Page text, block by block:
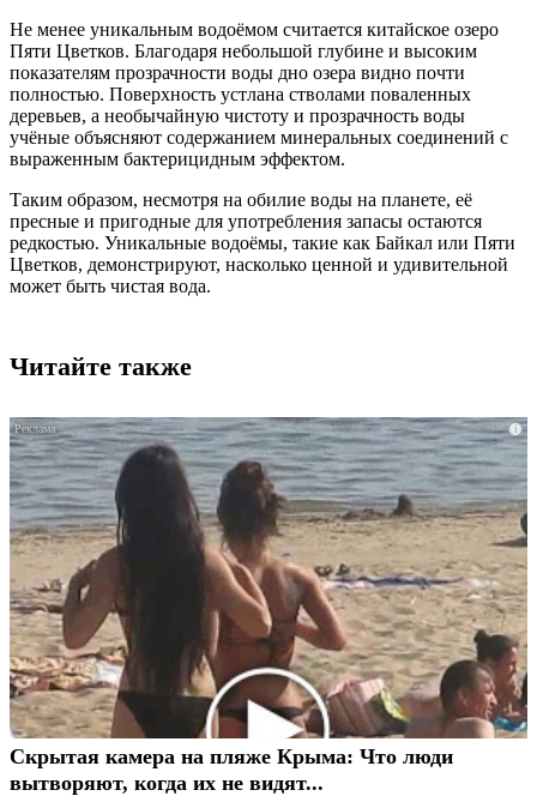
Не менее уникальным водоёмом считается китайское озеро
Пяти Цветков. Благодаря небольшой глубине и высоким
показателям прозрачности воды дно озера видно почти
полностью. Поверхность устлана стволами поваленных
деревьев, а необычайную чистоту и прозрачность воды
учёные объясняют содержанием минеральных соединений с
выраженным бактерицидным эффектом.
Таким образом, несмотря на обилие воды на планете, её
пресные и пригодные для употребления запасы остаются
редкостью. Уникальные водоёмы, такие как Байкал или Пяти
Цветков, демонстрируют, насколько ценной и удивительной
может быть чистая вода.
Читайте также
i
Скрытая камера на пляже Крыма: Что люди
вытворяют, когда их не видят...